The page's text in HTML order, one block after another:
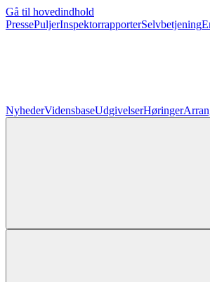
Gå til hovedindhold
PressePuljerInspektorrapporterSelvbetjening
NyhederVidensbaseUdgivelserHøringer